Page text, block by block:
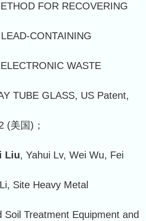
FOR RECOVERING
CONTAINING
WASTE
TUBE GLASS, US Patent,
(美国)；
Liu, Yahui Lv, Wei Wu, Fei
Site Heavy Metal
Soil Treatment Equipment and